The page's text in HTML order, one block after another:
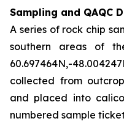
Sampling and QAQC
A series of rock chip
southern areas of
60.697464N,-
collected from
and placed into
numbered sample